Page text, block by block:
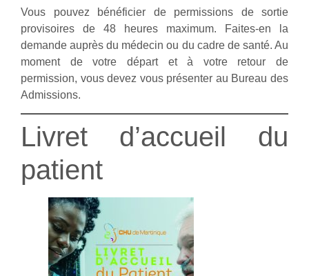
Vous pouvez bénéficier de permissions de sortie
provisoires de 48 heures maximum. Faites-en la
demande auprès du médecin ou du cadre de santé. Au
moment de votre départ et à votre retour de
permission, vous devez vous présenter au Bureau des
Admissions.
Livret d’accueil du
patient